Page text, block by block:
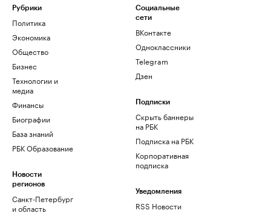
Рубрики
Политика
Экономика
Общество
Бизнес
Технологии и
медиа
Финансы
Биографии
База знаний
РБК Образование
Новости
регионов
Санкт-Петербург
и область
Социальные
сети
ВКонтакте
Одноклассники
Telegram
Дзен
Подписки
Скрыть баннеры
на РБК
Подписка на РБК
Корпоративная
подписка
Уведомления
RSS Новости